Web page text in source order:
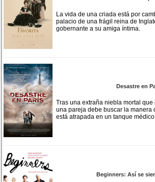
La vida de una criada está por
palacio de una frágil reina de
gobernante a su amiga íntima.
Desastre en
Tras una extraña niebla mortal que
una pareja debe buscar la manera
está atrapada en un tanque médico.
Beginners: Así se